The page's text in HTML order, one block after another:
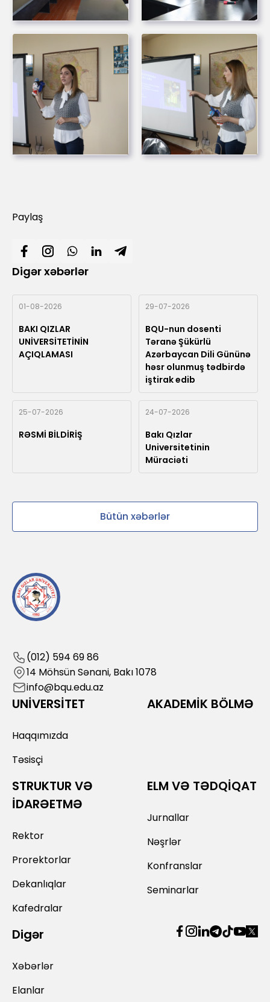
Paylaş
Digər xəbərlər
01-08-2026
BAKI QIZLAR
UNİVERSİTETİNİN
AÇIQLAMASI
29-07-2026
BQU-nun dosenti
Təranə Şükürlü
Azərbaycan Dili Gününə
həsr olunmuş tədbirdə
iştirak edib
25-07-2026
RƏSMİ BİLDİRİŞ
24-07-2026
Bakı Qızlar
Universitetinin
Müraciəti
Bütün xəbərlər
(012) 594 69 86
14 Möhsün Sənani, Bakı 1078
info@bqu.edu.az
UNİVERSİTET
Haqqımızda
Təsisçi
AKADEMİK BÖLMƏ
STRUKTUR VƏ
İDARƏETMƏ
Rektor
Prorektorlar
Dekanlıqlar
Kafedralar
ELM VƏ TƏDQİQAT
Jurnallar
Nəşrlər
Konfranslar
Seminarlar
Digər
Xəbərlər
Elanlar